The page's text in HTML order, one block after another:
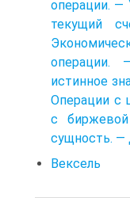
операции. —
текущий
операции.
истинное
Операции с
с
сущность. —
Вексель